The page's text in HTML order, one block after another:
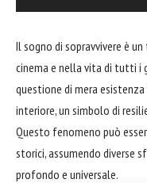
Il sogno di sopravvivere è
cinema e nella vita di tutti i
questione di mera
interiore, un simbolo di
Questo fenomeno può
storici, assumendo diverse
profondo e universale.